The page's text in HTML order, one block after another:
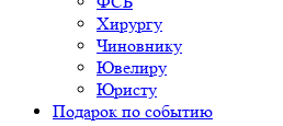
Хирургу
Чиновнику
Ювелиру
Юристу
Подарок по событию